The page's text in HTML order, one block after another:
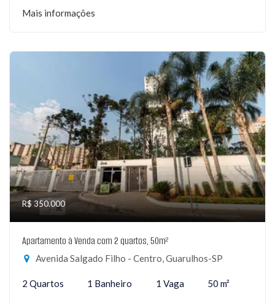
Mais informações
R$ 350.000
Apartamento à Venda com 2 quartos, 50m²
Avenida Salgado Filho - Centro, Guarulhos-SP
2 Quartos 1 Banheiro 1 Vaga 50 m²